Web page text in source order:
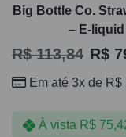
Big Bottle Co.
– E-
R$113,84 R$
Em até 3x de R$
À vista R$